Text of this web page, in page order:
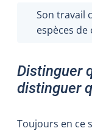
Son travail
espèces
Distinguer
distinguer
Toujours en ce